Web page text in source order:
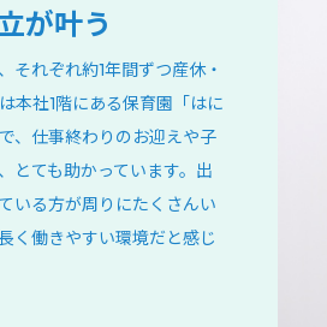
が叶う
れぞれ約1年間ずつ産休・
本社1階にある保育園「はに
、仕事終わりのお迎えや子
とても助かっています。出
いる方が周りにたくさんい
く働きやすい環境だと感じ